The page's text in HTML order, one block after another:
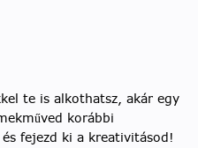
te is alkothatsz, akár egy
korábbi
fejezd ki a kreativitásod!